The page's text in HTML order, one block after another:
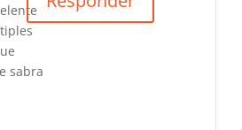
sabra